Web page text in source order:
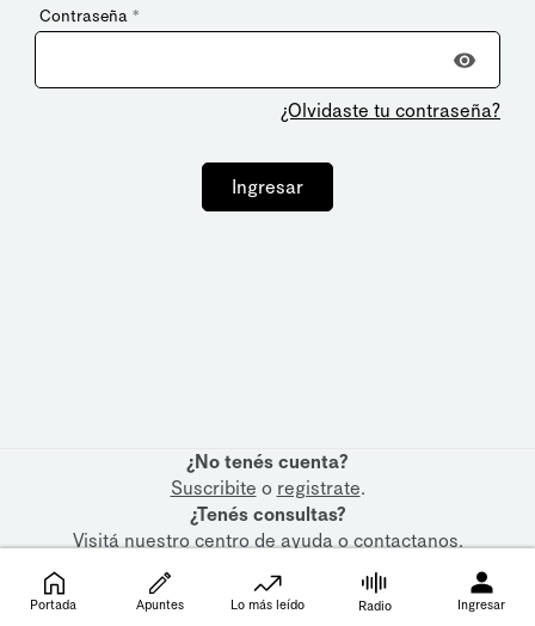
Contraseña *
¿Olvidaste tu contraseña?
Ingresar
¿No tenés cuenta?
Suscribite o registrate.
¿Tenés consultas?
Visitá nuestrocentro de ayudaocontactanos.
Portada Apuntes Lo más leído Radio Ingresar